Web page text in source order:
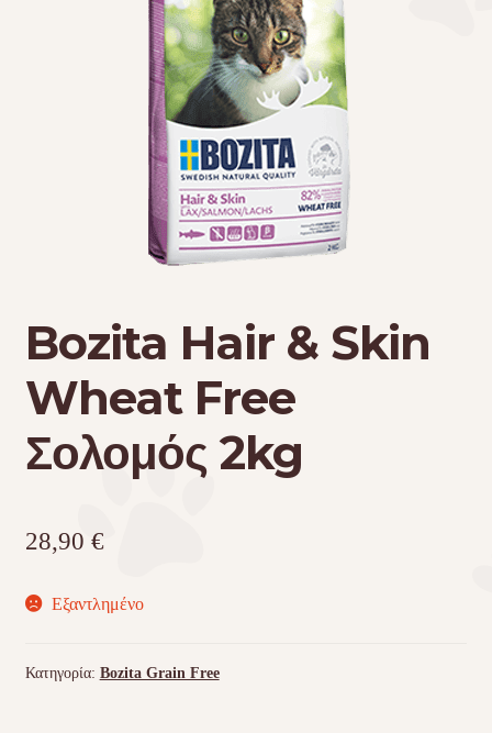
Τσάντες μεταφοράς
Φροντίδα – Είδη Υγιεινής
Bozita Hair & Skin
Wheat Free
Σολομός 2kg
28,90 €
Εξαντλημένο
Κατηγορία: Bozita Grain Free